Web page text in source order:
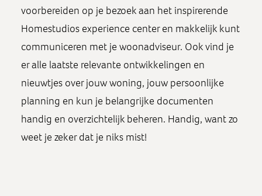
voorbereiden op je bezoek aan het inspirerende
Homestudios experience center en makkelijk kunt
communiceren met je woonadviseur. Ook vind je
er alle laatste relevante ontwikkelingen en
nieuwtjes over jouw woning, jouw persoonlijke
planning en kun je belangrijke documenten
handig en overzichtelijk beheren. Handig, want zo
weet je zeker dat je niks mist!